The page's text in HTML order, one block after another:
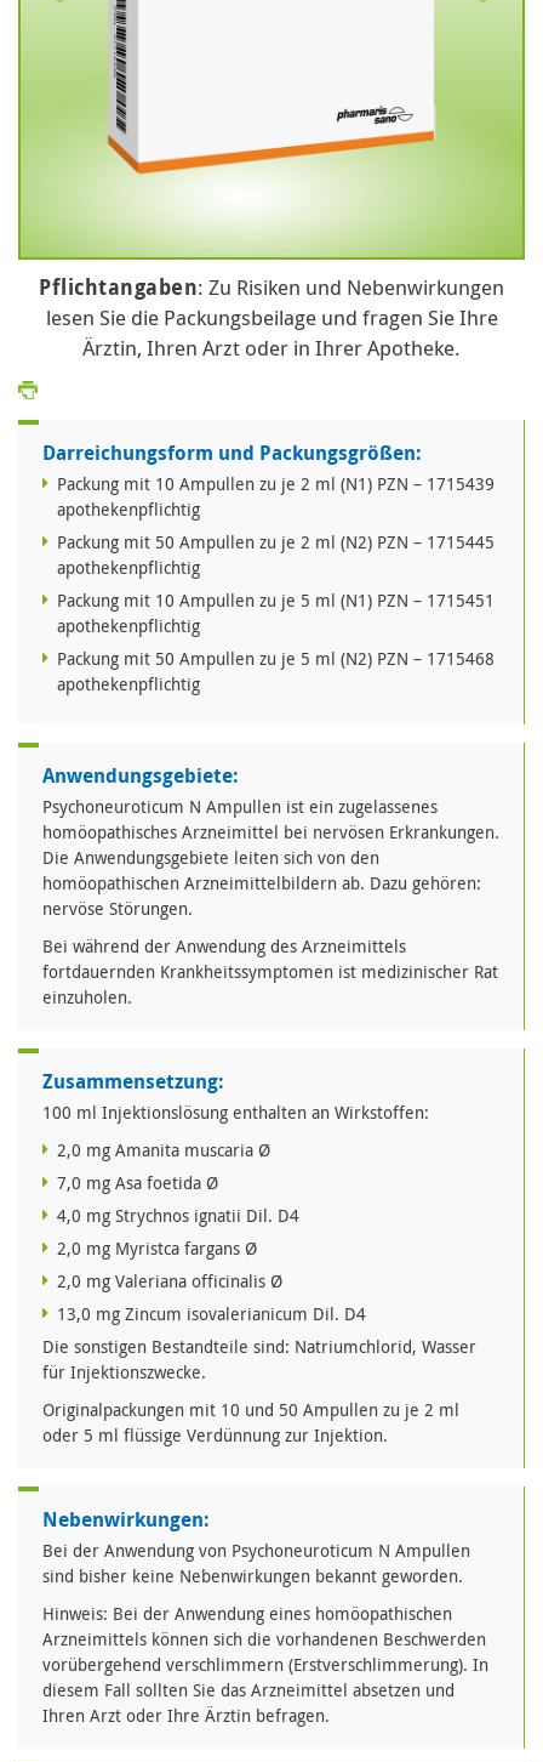
Pflichtangaben: Zu Risiken und Nebenwirkungen
lesen Sie die Packungsbeilage und fragen Sie Ihre
Ärztin, Ihren Arzt oder in Ihrer Apotheke.
Darreichungsform und Packungsgrößen:
Packung mit 10 Ampullen zu je 2 ml (N1) PZN – 1715439
apothekenpflichtig
Packung mit 50 Ampullen zu je 2 ml (N2) PZN – 1715445
apothekenpflichtig
Packung mit 10 Ampullen zu je 5 ml (N1) PZN – 1715451
apothekenpflichtig
Packung mit 50 Ampullen zu je 5 ml (N2) PZN – 1715468
apothekenpflichtig
Anwendungsgebiete:
Psychoneuroticum N Ampullen ist ein zugelassenes
homöopathisches Arzneimittel bei nervösen Erkrankungen.
Die Anwendungsgebiete leiten sich von den
homöopathischen Arzneimittelbildern ab. Dazu gehören:
nervöse Störungen.
Bei während der Anwendung des Arzneimittels
fortdauernden Krankheitssymptomen ist medizinischer Rat
einzuholen.
Zusammensetzung:
100 ml Injektionslösung enthalten an Wirkstoffen:
2,0 mg Amanita muscaria Ø
7,0 mg Asa foetida Ø
4,0 mg Strychnos ignatii Dil. D4
2,0 mg Myristca fargans Ø
2,0 mg Valeriana officinalis Ø
13,0 mg Zincum isovalerianicum Dil. D4
Die sonstigen Bestandteile sind: Natriumchlorid, Wasser
für Injektionszwecke.
Originalpackungen mit 10 und 50 Ampullen zu je 2 ml
oder 5 ml flüssige Verdünnung zur Injektion.
Nebenwirkungen:
Bei der Anwendung von Psychoneuroticum N Ampullen
sind bisher keine Nebenwirkungen bekannt geworden.
Hinweis: Bei der Anwendung eines homöopathischen
Arzneimittels können sich die vorhandenen Beschwerden
vorübergehend verschlimmern (Erstverschlimmerung). In
diesem Fall sollten Sie das Arzneimittel absetzen und
Ihren Arzt oder Ihre Ärztin befragen.